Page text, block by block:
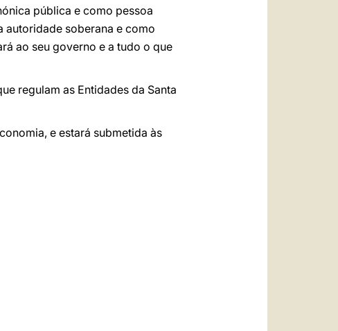
pública e como pessoa
autoridade soberana e como
ao seu governo e a tudo o que
regulam as Entidades da Santa
e estará submetida às